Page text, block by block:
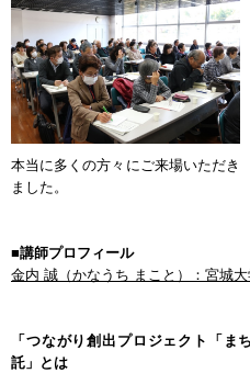
本当に多くの方々にご来場いただき
ました。
■講師プロフィール
金内 誠（かなうち まこと）：宮城
「つながり創出プロジェクト「ま
託」とは